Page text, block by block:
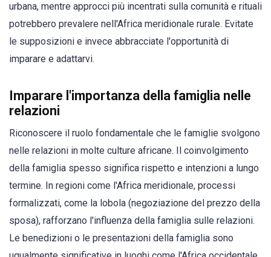
urbana, mentre approcci più incentrati sulla comunità e rituali
potrebbero prevalere nell'Africa meridionale rurale. Evitate
le supposizioni e invece abbracciate l'opportunità di
imparare e adattarvi.
Imparare l'importanza della famiglia nelle
relazioni
Riconoscere il ruolo fondamentale che le famiglie svolgono
nelle relazioni in molte culture africane. Il coinvolgimento
della famiglia spesso significa rispetto e intenzioni a lungo
termine. In regioni come l'Africa meridionale, processi
formalizzati, come la lobola (negoziazione del prezzo della
sposa), rafforzano l'influenza della famiglia sulle relazioni.
Le benedizioni o le presentazioni della famiglia sono